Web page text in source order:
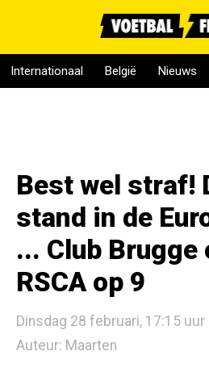
Internationaal België Nieuws
Best wel straf!
stand in de
... Club Brugge
RSCA op 9
Dinsdag 28 februari, 17:15 uur
Auteur: Maarten